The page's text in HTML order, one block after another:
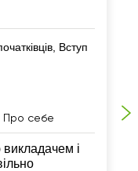
Вступ
Про себе
і